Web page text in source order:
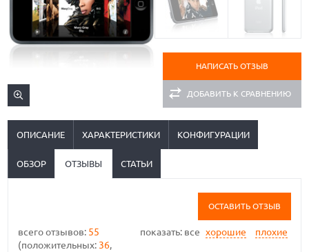
НАПИСАТЬ ОТЗЫВ
ДОБАВИТЬ К СРАВНЕНИЮ
ОПИСАНИЕ ХАРАКТЕРИСТИКИ КОНФИГУРАЦИИ
ОБЗОР ОТЗЫВЫ СТАТЬИ
ОСТАВИТЬ ОТЗЫВ
показать: все хорошие плохие
всего отзывов: 55
(положительных: 36,